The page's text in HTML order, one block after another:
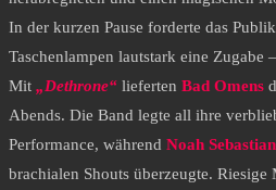
​In der kurzen Pause forderte das
Taschenlampen lautstark eine Zugabe
Mit „Dethrone“ lieferten Bad Omens
Abends. Die Band legte all ihre
Performance, während Noah Sebastian
brachialen Shouts überzeugte.